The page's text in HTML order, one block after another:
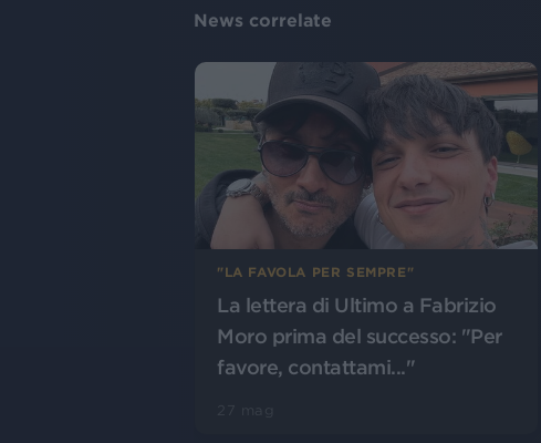
News correlate
"LA FAVOLA PER SEMPRE"
La lettera di Ultimo a Fabrizio
Moro prima del successo: "Per
favore, contattami..."